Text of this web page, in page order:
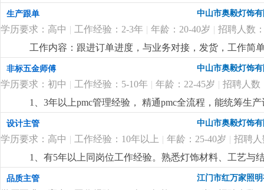
2、懂安规，精通 cad、3d max等设计软件，能独立完
项目进度，接受加班。
生产跟单 中山市奥毅灯饰
学历要求：高中 | 工作经验：2-3年 | 年龄：20-40岁 | 招聘人数
工作内容：跟进订单进度，与业务对接，发货，工作简
责任心强，能适应加班。更详细...
非标五金师傅 中山市奥毅灯饰
学历要求：初中 | 工作经验：5-10年 | 年龄：22-45岁 | 招聘人数
1、3年以上pmc管理经验， 精通pmc全流程，能统筹生
管理统筹、沟通协调、数据分析能力，能对接跨部门事
优先，熟练使用办公软件。
设计主管 中山市奥毅灯饰
学历要求：高中 | 工作经验：10年以上 | 年龄：25-40岁 | 招聘人
1、有5年以上同岗位工作经验。熟悉灯饰材料、工艺与
先。2、懂安规。精通 cad、3d max 等设计软件，能独
管控能力，能配合业务与客户对接各项目，并提供技术
品质主管 江门市红万家照